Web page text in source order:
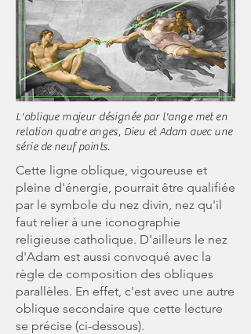
L'oblique majeur désignée par l'ange met en
relation quatre anges, Dieu et Adam avec une
série de neuf points.
Cette ligne oblique, vigoureuse et
pleine d'énergie, pourrait être qualifiée
par le symbole du nez divin, nez qu'il
faut relier à une iconographie
religieuse catholique. D'ailleurs le nez
d'Adam est aussi convoqué avec la
règle de composition des obliques
parallèles. En effet, c'est avec une autre
oblique secondaire que cette lecture
se précise (ci-dessous).